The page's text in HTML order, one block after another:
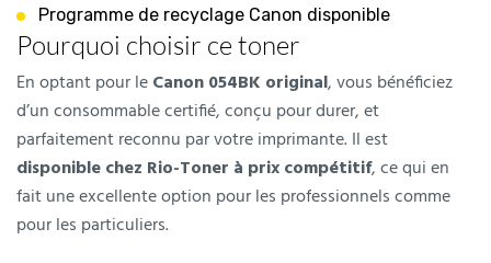
Programme de recyclage Canon disponible
Pourquoi choisir ce toner
En optant pour leCanon 054BK original, vous bénéficiez
d’un consommable certifié, conçu pour durer, et
parfaitement reconnu par votre imprimante. Il est
disponible chez Rio-Toner à prix compétitif, ce qui en
fait une excellente option pour les professionnels comme
pour les particuliers.